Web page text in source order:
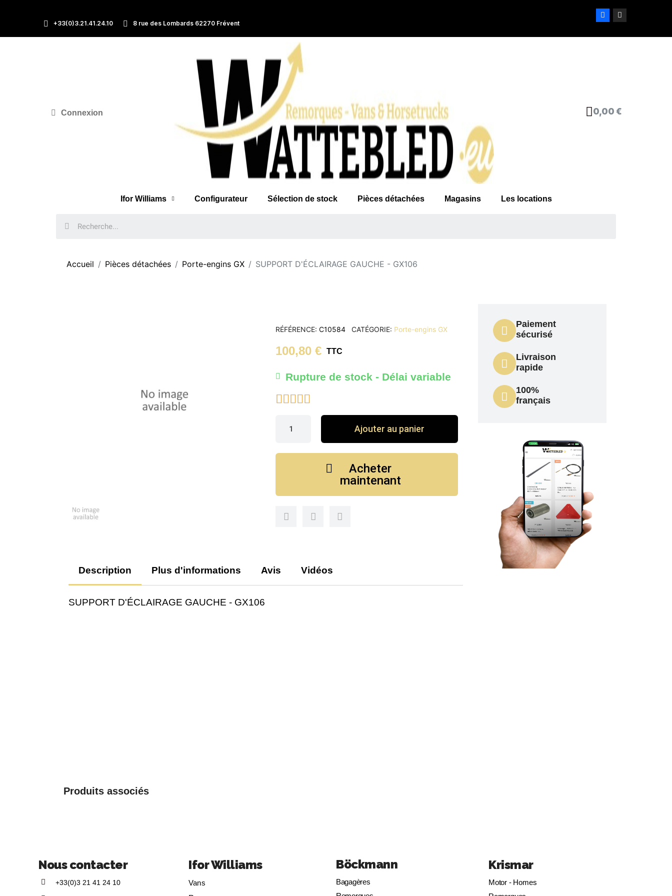
+33(0)3.21.41.24.10 8 rue des Lombards 62270 Frévent
Connexion 0,00 €
Ifor Williams Configurateur Sélection de stock Pièces détachées Magasins Les locations
Accueil Pièces détachées Porte-engins GX SUPPORT D'ÉCLAIRAGE GAUCHE - GX106
RÉFÉRENCE C10584 CATÉGORIE Porte-engins GX
100,80 € TTC
Rupture de stock - Délai variable
    
Ajouter au panier
Acheter
maintenant
Description Plus d'informations Avis Vidéos
SUPPORT D'ÉCLAIRAGE GAUCHE - GX106
Paiement
sécurisé
Livraison
rapide
100%
français
Produits associés
Nous contacter
+33(0)3 21 41 24 10
Ifor Williams
Vans
Böckmann
Bagagères
Krismar
Motor - Homes